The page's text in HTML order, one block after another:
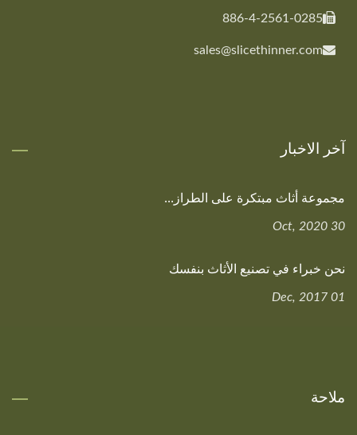
886-4-2561-0285
sales@slicethinner.com
آخر الاخبار
مجموعة أثاث مبتكرة على الطراز...
30 Oct, 2020
نحن خبراء في تصنيع الأثاث بنفسك
01 Dec, 2017
ملاحة